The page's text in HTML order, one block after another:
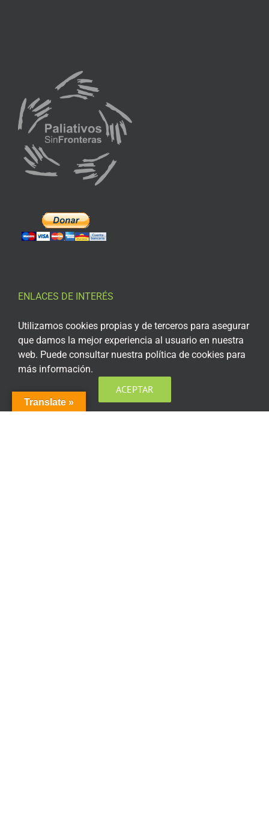
ENLACES DE INTERÉS
Aviso Legal
Política de privacidad
Política de privacidad Redes Sociales
Política de cookies
Translate »
Utilizamos cookies propias y de terceros para asegurar
que damos la mejor experiencia al usuario en nuestra
web. Puede consultar nuestra política de cookies para
más información.
ACEPTAR